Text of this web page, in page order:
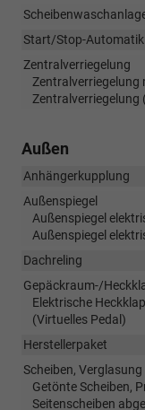
Start/Stop-Automatik
Zentralverriegelung
Zentralverriegelung
Zentralverriegelung
Außen
Anhängerkupplung
Außenspiegel
Außenspiegel
Außenspiegel
Dachreling
Gepäckraum-/
Elektrische
(Virtuelles Pedal)
Herstellerpaket
Scheiben, Verglasung
Getönte Scheiben,
Seitenscheiben